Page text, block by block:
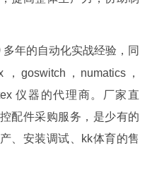
年的自动化实战经验，同
goswitch，numatics，
仪器的代理商。厂家直
配件采购服务，是少有的
、安装调试、kk体育的售